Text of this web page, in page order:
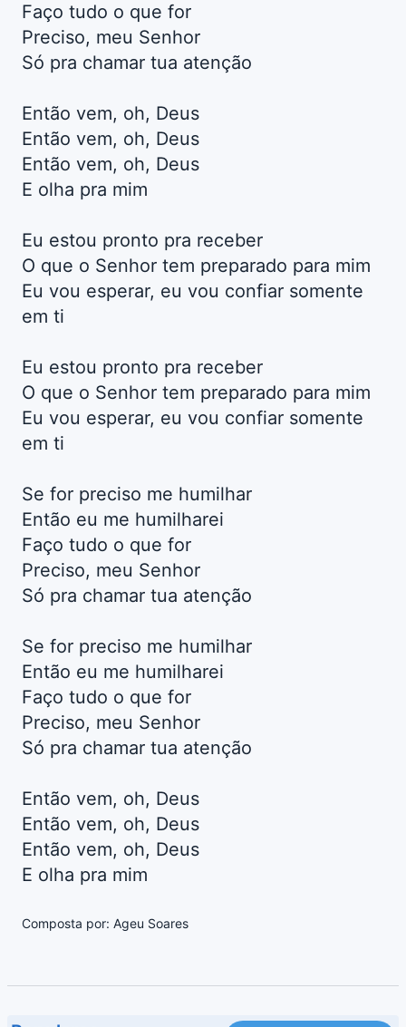
Faço tudo o que for
Preciso, meu Senhor
Só pra chamar tua atenção
Então vem, oh, Deus
Então vem, oh, Deus
Então vem, oh, Deus
E olha pra mim
Eu estou pronto pra receber
O que o Senhor tem preparado para mim
Eu vou esperar, eu vou confiar somente
em ti
Eu estou pronto pra receber
O que o Senhor tem preparado para mim
Eu vou esperar, eu vou confiar somente
em ti
Se for preciso me humilhar
Então eu me humilharei
Faço tudo o que for
Preciso, meu Senhor
Só pra chamar tua atenção
Se for preciso me humilhar
Então eu me humilharei
Faço tudo o que for
Preciso, meu Senhor
Só pra chamar tua atenção
Então vem, oh, Deus
Então vem, oh, Deus
Então vem, oh, Deus
E olha pra mim
Composta por: Ageu Soares